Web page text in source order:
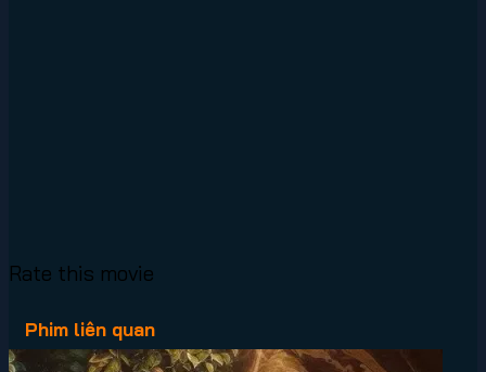
Rate this movie
Phim liên quan